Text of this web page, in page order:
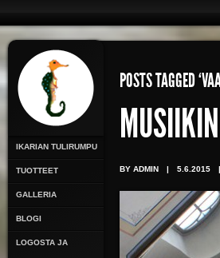
IKARIAN TULIRUMPU
TUOTTEET
GALLERIA
BLOGI
LOGOSTA JA
POSTS TAGGED
BY ADMIN | 5.6.2015 |